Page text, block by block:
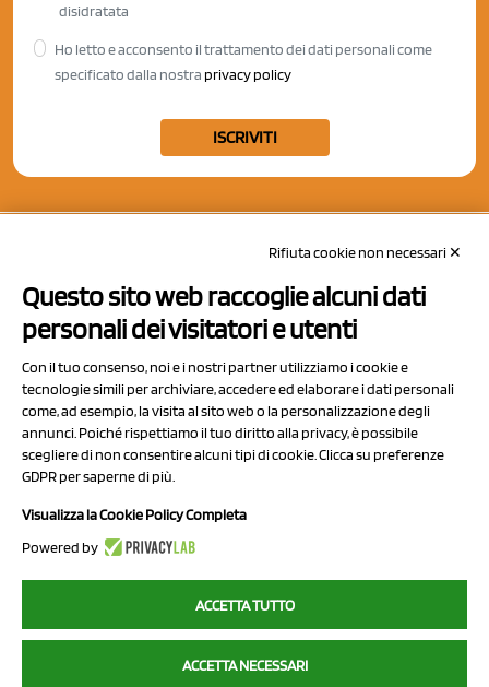
disidratata
Ho letto e acconsento il trattamento dei dati personali come
specificato dalla nostra privacy policy
ISCRIVITI
Via Prov.le Sassuolo Vignola 315/1
41057 Spilamberto (MO)
P.I/C.F. 01041460369
REA: MO 208553
Rifiuta cookie non necessari ✕
Questo sito web raccoglie alcuni dati
personali dei visitatori e utenti
Con il tuo consenso, noi e i nostri partner utilizziamo i cookie e
tecnologie simili per archiviare, accedere ed elaborare i dati personali
come, ad esempio, la visita al sito web o la personalizzazione degli
annunci. Poiché rispettiamo il tuo diritto alla privacy, è possibile
scegliere di non consentire alcuni tipi di cookie. Clicca su preferenze
GDPR per saperne di più.
Visualizza la Cookie Policy Completa
Powered by
ACCETTA TUTTO
ACCETTA NECESSARI